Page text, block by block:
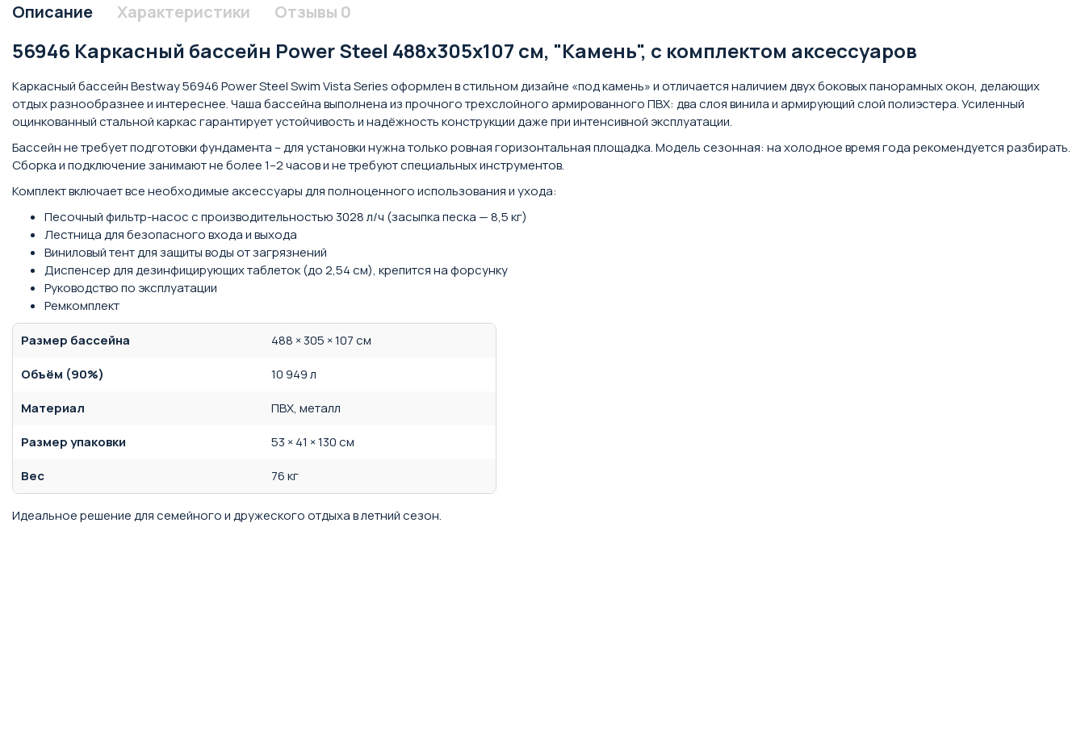
Описание Характеристики Отзывы 0
56946 Каркасный бассейн Power Steel 488х305х107 см, "Камень", с комплектом аксессуаров
Каркасный бассейн Bestway 56946 Power Steel Swim Vista Series оформлен в стильном дизайне «под камень» и отличается наличием двух боковых панорамных окон, делающих
отдых разнообразнее и интереснее. Чаша бассейна выполнена из прочного трехслойного армированного ПВХ: два слоя винила и армирующий слой полиэстера. Усиленный
оцинкованный стальной каркас гарантирует устойчивость и надёжность конструкции даже при интенсивной эксплуатации.
Бассейн не требует подготовки фундамента – для установки нужна только ровная горизонтальная площадка. Модель сезонная: на холодное время года рекомендуется разбирать.
Сборка и подключение занимают не более 1–2 часов и не требуют специальных инструментов.
Комплект включает все необходимые аксессуары для полноценного использования и ухода:
Песочный фильтр-насос с производительностью 3028 л/ч (засыпка песка — 8,5 кг)
Лестница для безопасного входа и выхода
Виниловый тент для защиты воды от загрязнений
Диспенсер для дезинфицирующих таблеток (до 2,54 см), крепится на форсунку
Руководство по эксплуатации
Ремкомплект
Размер бассейна
488 × 305 × 107 см
Объём (90%)
10 949 л
Материал
ПВХ, металл
Размер упаковки
53 × 41 × 130 см
Вес
76 кг
Идеальное решение для семейного и дружеского отдыха в летний сезон.